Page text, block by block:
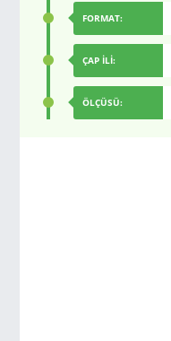
FORMAT:
ÇAP İLİ:
ÖLÇÜSÜ: